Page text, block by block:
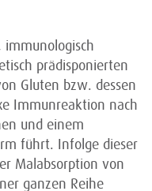
immunologisch
prädisponierten
Gluten bzw. dessen
Immunreaktion nach
und einem
führt. Infolge dieser
Malabsorption von
ganzen Reihe